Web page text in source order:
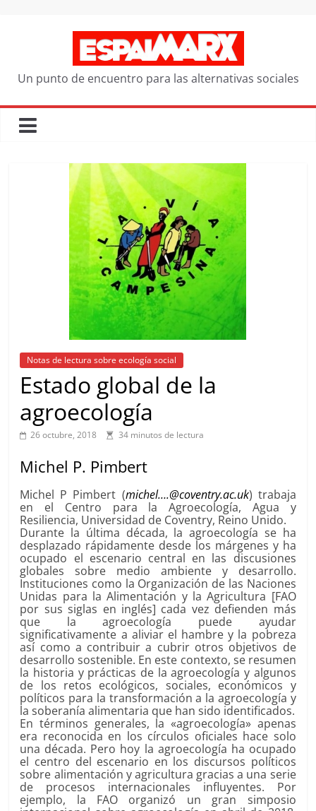
Un punto de encuentro para las alternativas sociales
Notas de lectura sobre ecología social
Estado global de la
agroecología
26 octubre, 2018 34 minutos de lectura
Michel P. Pimbert
Michel P Pimbert (michel….@coventry.ac.uk) trabaja
en el Centro para la Agroecología, Agua y
Resiliencia, Universidad de Coventry, Reino Unido.
Durante la última década, la agroecología se ha
desplazado rápidamente desde los márgenes y ha
ocupado el escenario central en las discusiones
globales sobre medio ambiente y desarrollo.
Instituciones como la Organización de las Naciones
Unidas para la Alimentación y la Agricultura [FAO
por sus siglas en inglés] cada vez defienden más
que la agroecología puede ayudar
significativamente a aliviar el hambre y la pobreza
así como a contribuir a cubrir otros objetivos de
desarrollo sostenible. En este contexto, se resumen
la historia y prácticas de la agroecología y algunos
de los retos ecológicos, sociales, económicos y
políticos para la transformación a la agroecología y
la soberanía alimentaria que han sido identificados.
En términos generales, la «agroecología» apenas
era reconocida en los círculos oficiales hace solo
una década. Pero hoy la agroecología ha ocupado
el centro del escenario en los discursos políticos
sobre alimentación y agricultura gracias a una serie
de procesos internacionales influyentes. Por
ejemplo, la FAO organizó un gran simposio